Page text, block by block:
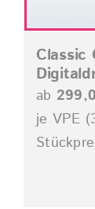
Classic
ab
je VPE